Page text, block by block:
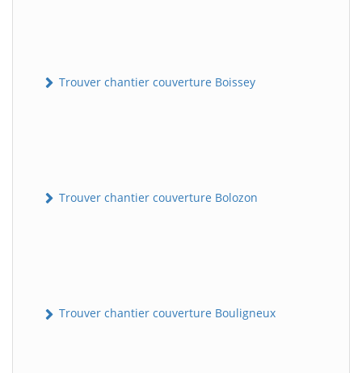
Trouver chantier couverture Boissey
Trouver chantier couverture Bolozon
Trouver chantier couverture Bouligneux